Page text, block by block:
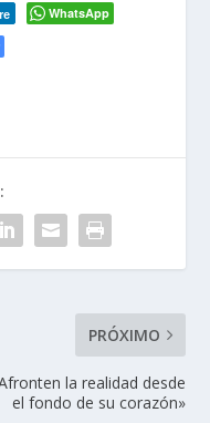
WhatsApp
PRÓXIMO
la realidad desde
el fondo de su corazón»